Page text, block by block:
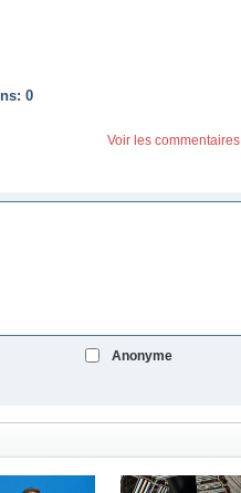
0
Voir les commentaires
Anonyme